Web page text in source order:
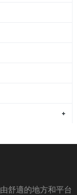
舒適的地方和平台